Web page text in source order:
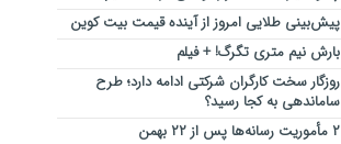
پیش‌بینی طلایی امروز از آینده قیمت بیت کوین
بارش نیم متری تگرگ! + فیلم
روزگار سخت کارگران شرکتی ادامه دارد؛ طرح
ساماندهی به کجا رسید؟
۲ مأموریت رسانه‌ها پس از ۲۲ بهمن